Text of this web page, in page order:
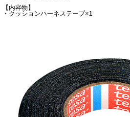
【内容物】
・クッションハーネステープ×1